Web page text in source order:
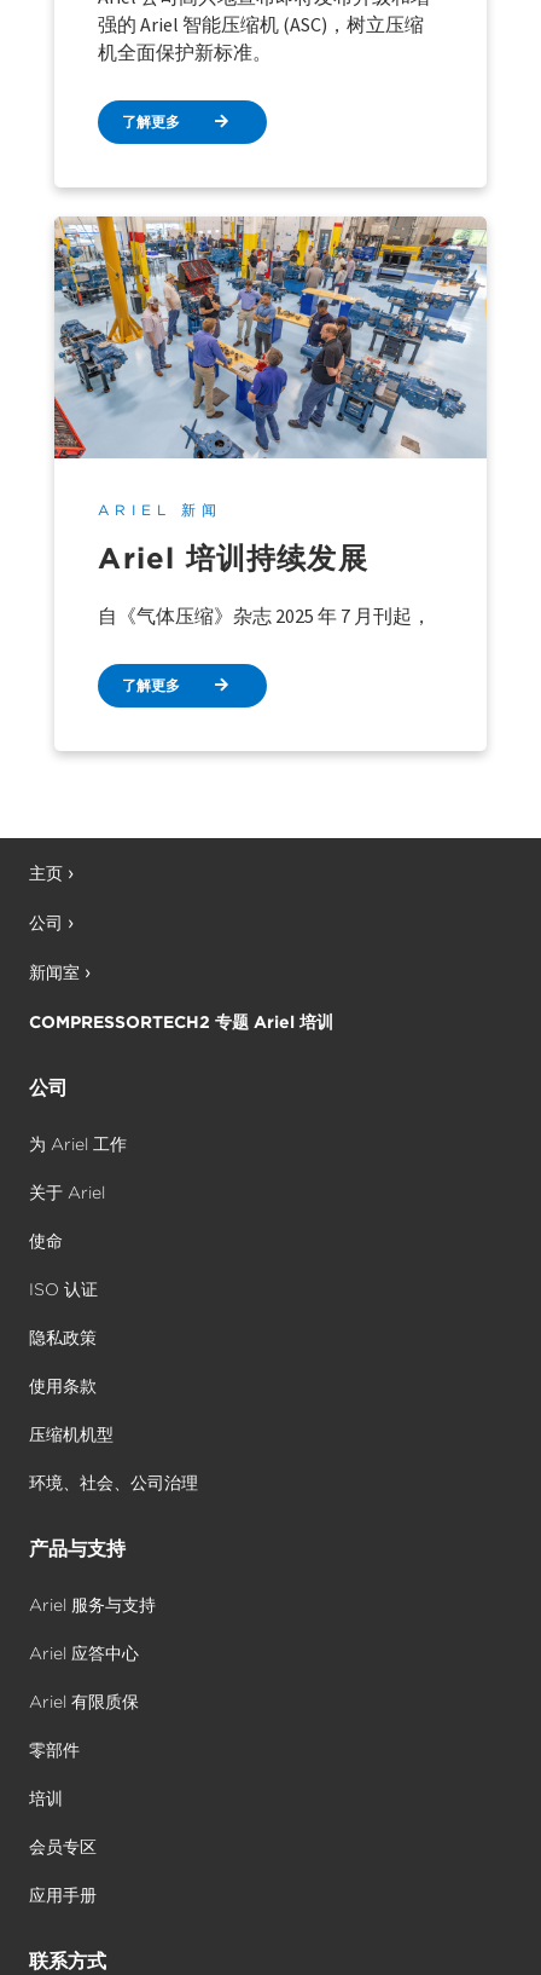
强的 Ariel 智能压缩机 (ASC)，树立压缩
机全面保护新标准。
了解更多
ARIEL 新闻
Ariel 培训持续发展
自《气体压缩》杂志 2025 年 7 月刊起，
了解更多
主页
公司
新闻室
COMPRESSORTECH2 专题 Ariel 培训
公司
为 Ariel 工作
关于 Ariel
使命
ISO 认证
隐私政策
使用条款
压缩机机型
环境、社会、公司治理
产品与支持
Ariel 服务与支持
Ariel 应答中心
Ariel 有限质保
零部件
培训
会员专区
应用手册
联系方式